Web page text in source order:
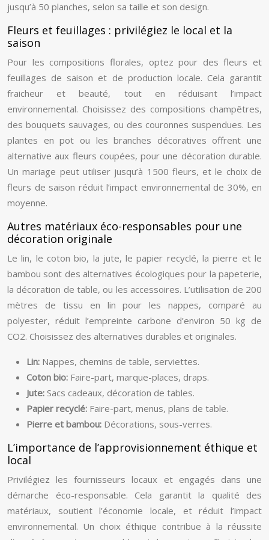
jusqu’à 50 planches, selon sa taille et son design.
Fleurs et feuillages : privilégiez le local et la
saison
Pour les compositions florales, optez pour des fleurs et
feuillages de saison et de production locale. Cela garantit
fraicheur et beauté, tout en réduisant l’impact
environnemental. Choisissez des compositions champêtres,
des bouquets sauvages, ou des couronnes suspendues. Les
plantes en pot ou les branches décoratives offrent une
alternative aux fleurs coupées, pour une décoration durable.
Un mariage peut utiliser jusqu’à 1500 fleurs, et le choix de
fleurs de saison réduit l’impact environnemental de 30%, en
moyenne.
Autres matériaux éco-responsables pour une
décoration originale
Le lin, le coton bio, la jute, le papier recyclé, la pierre et le
bambou sont des alternatives écologiques pour la papeterie,
la décoration de table, ou les accessoires. L’utilisation de 200
mètres de tissu en lin pour les nappes, comparé au
polyester, réduit l’empreinte carbone d’environ 50 kg de
CO2. Choisissez des alternatives durables et originales.
Lin: Nappes, chemins de table, serviettes.
Coton bio: Faire-part, marque-places, draps.
Jute: Sacs cadeaux, décoration de tables.
Papier recyclé: Faire-part, menus, plans de table.
Pierre et bambou: Décorations, sous-verres.
L’importance de l’approvisionnement éthique et
local
Privilégiez les fournisseurs locaux et engagés dans une
démarche éco-responsable. Cela garantit la qualité des
matériaux, soutient l’économie locale, et réduit l’impact
environnemental. Un choix éthique contribue à la réussite